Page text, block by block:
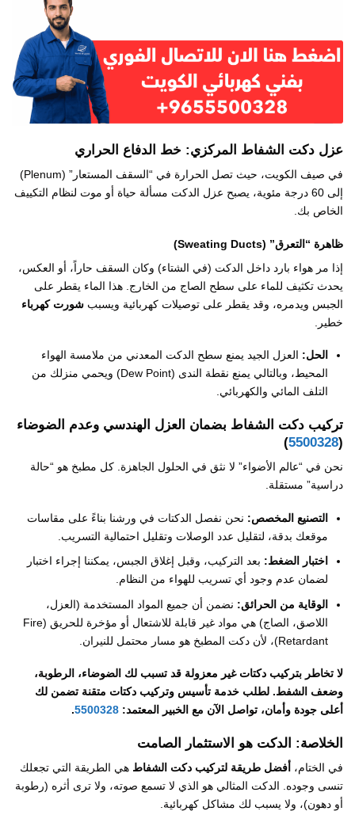
عزل دكت الشفاط المركزي: خط الدفاع الحراري
في صيف الكويت، حيث تصل الحرارة في “السقف المستعار” (Plenum)
إلى 60 درجة مئوية، يصبح عزل الدكت مسألة حياة أو موت لنظام التكييف
الخاص بك.
ظاهرة “التعرق” (Sweating Ducts)
إذا مر هواء بارد داخل الدكت (في الشتاء) وكان السقف حاراً، أو العكس،
يحدث تكثيف للماء على سطح الصاج من الخارج. هذا الماء يقطر على
الجبس ويدمره، وقد يقطر على توصيلات كهربائية ويسبب شورت كهرباء
خطير.
الحل: العزل الجيد يمنع سطح الدكت المعدني من ملامسة الهواء
المحيط، وبالتالي يمنع نقطة الندى (Dew Point) ويحمي منزلك من
التلف المائي والكهربائي.
تركيب دكت الشفاط بضمان العزل الهندسي وعدم الضوضاء
(
5500328
)
نحن في “عالم الأضواء” لا نثق في الحلول الجاهزة. كل مطبخ هو “حالة
دراسية” مستقلة.
التصنيع المخصص: نحن نفصل الدكتات في ورشنا بناءً على مقاسات
موقعك بدقة، لتقليل عدد الوصلات وتقليل احتمالية التسريب.
اختبار الضغط: بعد التركيب، وقبل إغلاق الجبس، يمكننا إجراء اختبار
لضمان عدم وجود أي تسريب للهواء من النظام.
الوقاية من الحرائق: نضمن أن جميع المواد المستخدمة (العزل،
اللاصق، الصاج) هي مواد غير قابلة للاشتعال أو مؤخرة للحريق (Fire
Retardant)، لأن دكت المطبخ هو مسار محتمل للنيران.
لا تخاطر بتركيب دكتات غير معزولة قد تسبب لك الضوضاء، الرطوبة،
وضعف الشفط. لطلب خدمة تأسيس وتركيب دكتات متقنة تضمن لك
أعلى جودة وأمان، تواصل الآن مع الخبير المعتمد: 5500328
.
الخلاصة: الدكت هو الاستثمار الصامت
في الختام، أفضل طريقة لتركيب دكت الشفاط هي الطريقة التي تجعلك
تنسى وجوده. الدكت المثالي هو الذي لا تسمع صوته، ولا ترى أثره (رطوبة
أو دهون)، ولا يسبب لك مشاكل كهربائية.